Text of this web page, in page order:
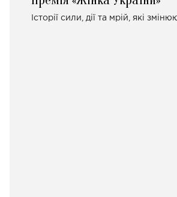
Історії сили, дії та мрій, які